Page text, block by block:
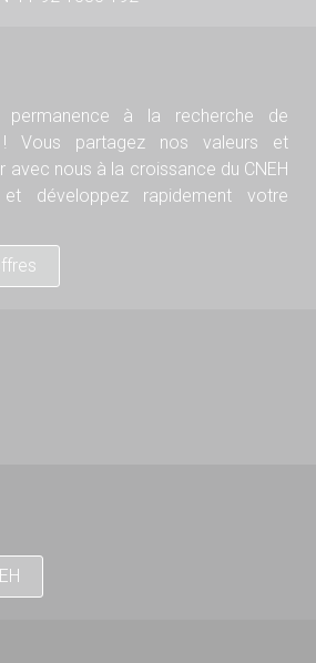
à la recherche de
! Vous partagez nos valeurs et
avec nous à la croissance du CNEH
et développez rapidement votre